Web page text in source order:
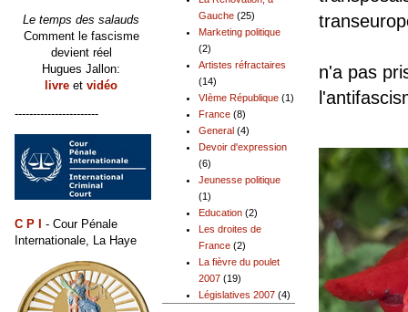
n'a pas
Gauche (25)
Marketing politique
(2)
Artistes réfractaires
(14)
VIème République (1)
France (8)
General (4)
Devoir d'expression
(6)
Jeunesse politique
(1)
Education (2)
Les droites de
France (2)
La fièvre du poulet
2007 (19)
Législatives 2007 (4)
Le temps des salauds
Comment le fascisme
devient réel
Hugues Jallon:
livre et vidéo
-----------------------
C P I
- Cour Pénale
Internationale, La Haye